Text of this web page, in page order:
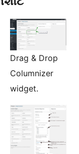
Drag & Drop
Columnizer
widget.